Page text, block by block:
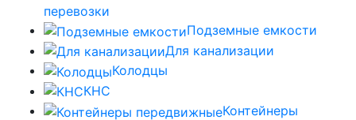
перевозки
Подземные емкости
Для канализации
Колодцы
КНС
Контейнеры